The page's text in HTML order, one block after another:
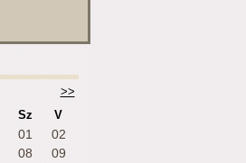
>>
Sz V
01
02
08
09